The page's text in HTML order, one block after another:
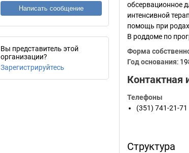
Написать сообщение
Вы представитель этой
организации?
Зарегистрируйтесь
обсервационное
интенсивной
помощь при
В роддоме по
Форма
Год основания:
Контактная
Телефоны
(351) 741-21-71
Структура